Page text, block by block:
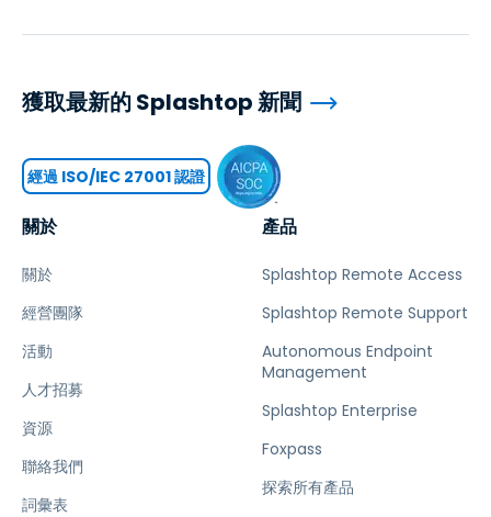
關於
關於
經營團隊
活動
人才招募
資源
聯絡我們
詞彙表
產品
Splashtop Remote Access
Splashtop Remote Support
Autonomous Endpoint
Management
Splashtop Enterprise
Foxpass
探索所有產品
獲取最新的 Splashtop 新聞
經過 ISO/IEC 27001 認證